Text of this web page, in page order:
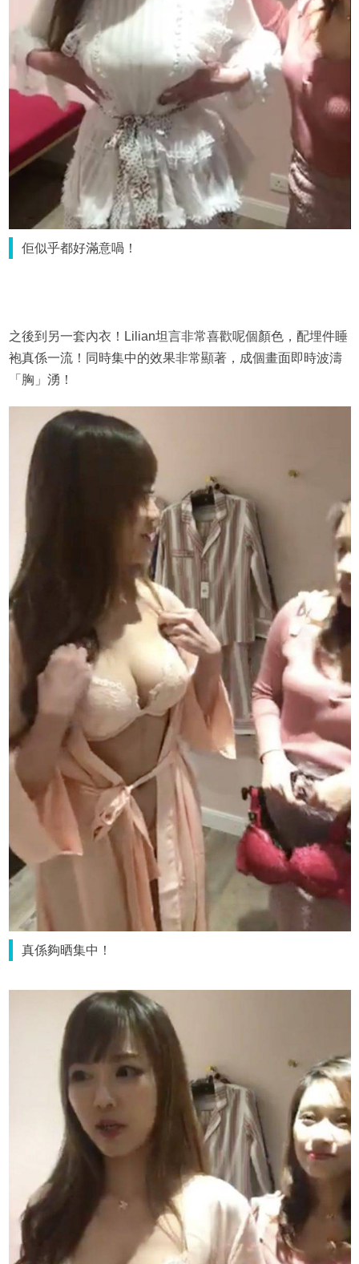
佢似乎都好滿意喎！
之後到另一套內衣！Lilian坦言非常喜歡呢個顏色，配埋件睡
袍真係一流！同時集中的效果非常顯著，成個畫面即時波濤
「胸」湧！
真係夠晒集中！